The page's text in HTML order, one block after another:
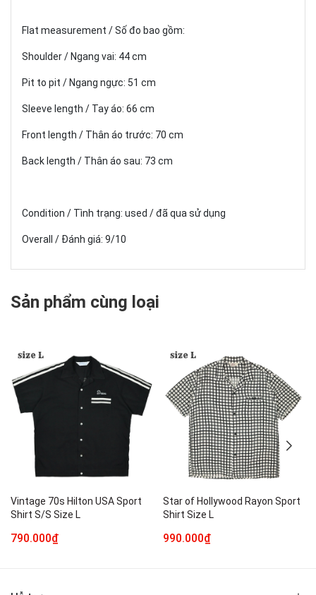
Flat measurement / Số đo bao gồm:
Shoulder / Ngang vai: 44 cm
Pit to pit / Ngang ngực: 51 cm
Sleeve length / Tay áo: 66 cm
Front length / Thân áo trước: 70 cm
Back length / Thân áo sau: 73 cm
Condition / Tình trạng: used / đã qua sử dụng
Overall / Đánh giá: 9/10
Sản phẩm cùng loại
Vintage 70s Hilton USA Sport
Shirt S/S Size L
790.000₫
Star of Hollywood Rayon Sport
Shirt Size L
990.000₫